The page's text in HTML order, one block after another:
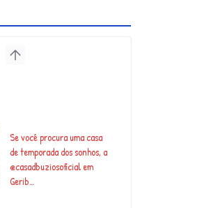
Se você procura uma casa
de temporada dos sonhos, a
@casadbuziosoficial em
Gerib…